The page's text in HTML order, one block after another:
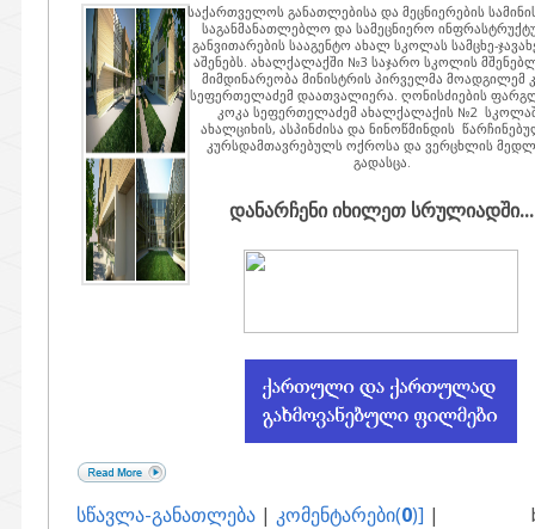
საქართველოს განათლებისა და მეცნიერების
საგანმანათლებლო და სამეცნიერო
განვითარების სააგენტო ახალ სკოლას სამცხე-
აშენებს. ახალქალაქში №3 საჯარო სკოლის
მიმდინარეობა მინისტრის პირველმა მოადგილემ
სეფერთელაძემ დაათვალიერა. ღონისძიების
კოკა სეფერთელაძემ ახალქალაქის №2
ახალციხის, ასპინძისა და ნინოწმინდის
კურსდამთავრებულს ოქროსა და ვერცხლის
გადასცა.
დანარჩენი იხილეთ სრულიადში...
სწავლა-განათლება | კომენტარები(0)] |